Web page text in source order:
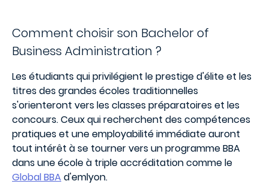
Comment choisir son Bachelor of
Business Administration ?
Les étudiants qui privilégient le prestige d'élite et les
titres des grandes écoles traditionnelles
s'orienteront vers les classes préparatoires et les
concours. Ceux qui recherchent des compétences
pratiques et une employabilité immédiate auront
tout intérêt à se tourner vers un programme BBA
dans une école à triple accréditation comme le
Global BBA d'emlyon.